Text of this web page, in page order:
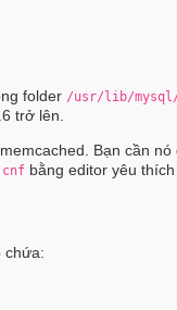
folder /usr/lib/
trở lên.
Bạn cần nó
bằng editor yêu
chứa: